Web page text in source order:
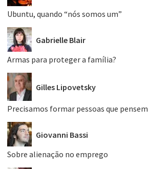
Ubuntu, quando “nós somos um”
Gabrielle Blair
Armas para proteger a família?
Gilles Lipovetsky
Precisamos formar pessoas que pensem
Giovanni Bassi
Sobre alienação no emprego